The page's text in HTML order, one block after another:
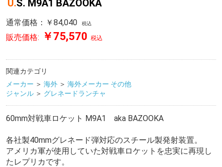
U.S. M9A1 BAZOOKA
通常価格：￥84,040 税込
販売価格: ￥75,570 税込
関連カテゴリ
メーカー ＞ 海外 ＞ 海外メーカー その他
ジャンル ＞ グレネードランチャ
60mm対戦車ロケット M9A1 aka BAZOOKA
各社製40mmグレネード弾対応のスチール製発射装置。
アメリカ軍が使用していた対戦車ロケットを忠実に再現し
たレプリカです。